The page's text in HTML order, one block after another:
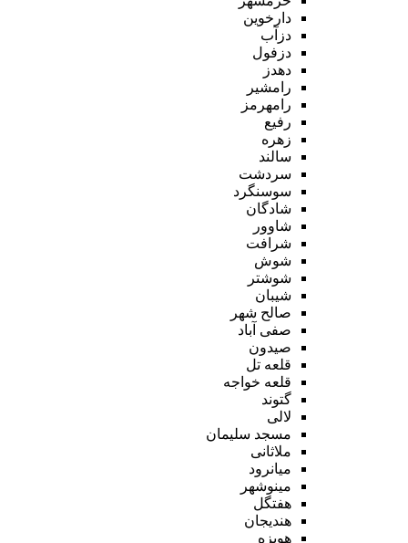
دارخوین
دزآب
دزفول
دهدز
رامشیر
رامهرمز
رفیع
زهره
سالند
سردشت
سوسنگرد
شادگان
شاوور
شرافت
شوش
شوشتر
شیبان
صالح شهر
صفی آباد
صیدون
قلعه تل
قلعه خواجه
گتوند
لالی
مسجد سلیمان
ملاثانی
میانرود
مینوشهر
هفتگل
هندیجان
هویزه